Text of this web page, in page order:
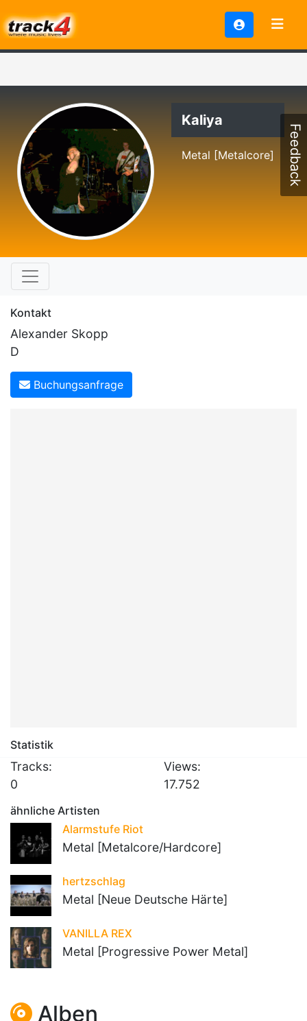
Kaliya
Metal [Metalcore]
Kontakt
Alexander Skopp
D
Buchungsanfrage
Statistik
Tracks:
0
Views:
17.752
ähnliche Artisten
Alarmstufe Riot
Metal [Metalcore/Hardcore]
hertzschlag
Metal [Neue Deutsche Härte]
VANILLA REX
Metal [Progressive Power Metal]
Alben
Feedback